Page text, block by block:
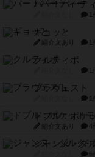
バー！パーテ
1
ギョッと
紹介文あり 1
クルティボ
1
ブラヴェスト
1
ドブル：ポケ
紹介文あり 4
ジャンヌ・ダ
5